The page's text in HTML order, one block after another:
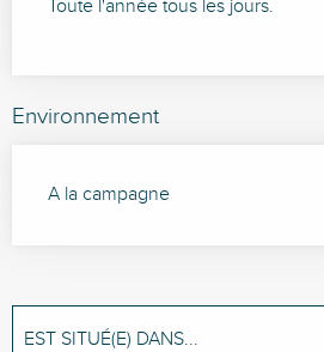
Toute l'année tous les jours.
Environnement
A la campagne
EST SITUÉ(E) DANS...